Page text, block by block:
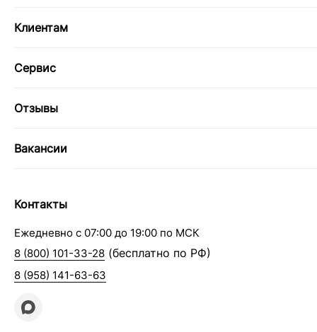
Клиентам
Сервис
Отзывы
Вакансии
Контакты
Ежедневно с 07:00 до 19:00 по МСК
8 (800) 101-33-28 (бесплатно по РФ)
8 (958) 141-63-63